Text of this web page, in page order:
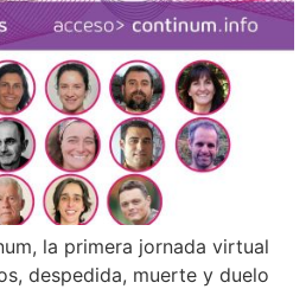
la primera jornada virtual
despedida, muerte y duelo